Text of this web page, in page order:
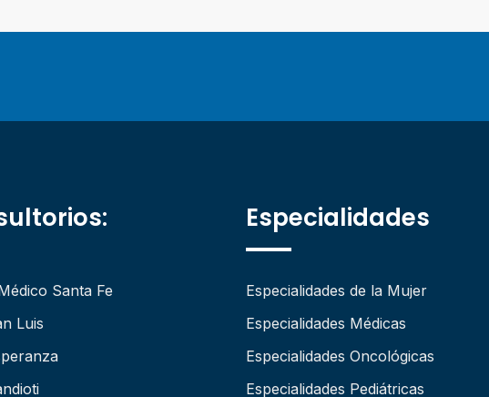
Santa Fe
Luis
Especialidades
Especialidades de la Mujer
Especialidades Médicas
Especialidades Oncológicas
Especialidades Pediátricas